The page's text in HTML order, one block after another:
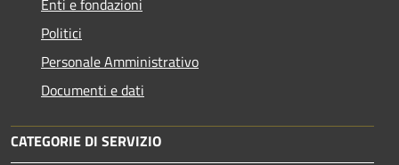
Enti e fondazioni
Politici
Personale Amministrativo
Documenti e dati
CATEGORIE DI SERVIZIO